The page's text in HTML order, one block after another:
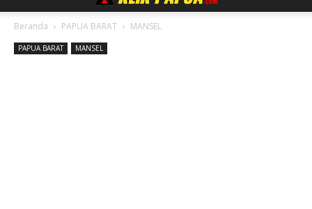
Beranda PAPUA BARAT MANSEL
PAPUA BARAT MANSEL